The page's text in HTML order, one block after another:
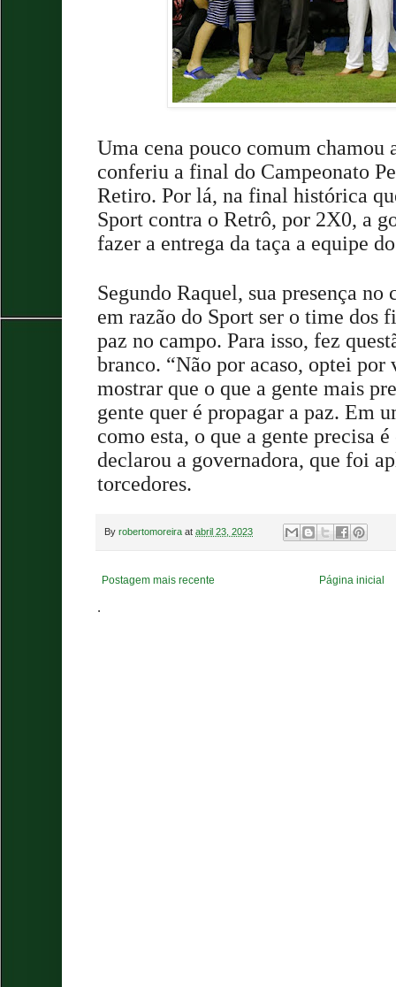
Uma cena pouco comum chamou
conferiu a final do Campeonato
Retiro. Por lá, na final histórica
Sport contra o Retrô, por 2X0, a
fazer a entrega da taça a equipe
Segundo Raquel, sua presença no
em razão do Sport ser o time dos
paz no campo. Para isso, fez
branco. “Não por acaso, optei por
mostrar que o que a gente mais
gente quer é propagar a paz. Em
como esta, o que a gente precisa
declarou a governadora, que foi
torcedores.
By robertomoreira at abril 23, 2023
Postagem mais recente Página inicial
.